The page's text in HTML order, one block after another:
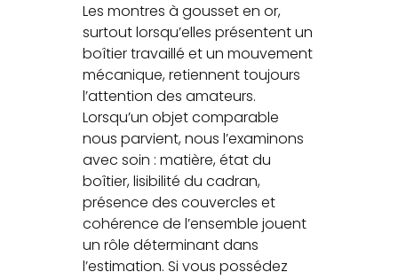
Les montres à gousset en or,
surtout lorsqu’elles présentent un
boîtier travaillé et un mouvement
mécanique, retiennent toujours
l’attention des amateurs.
Lorsqu’un objet comparable
nous parvient, nous l’examinons
avec soin : matière, état du
boîtier, lisibilité du cadran,
présence des couvercles et
cohérence de l’ensemble jouent
un rôle déterminant dans
l’estimation. Si vous possédez